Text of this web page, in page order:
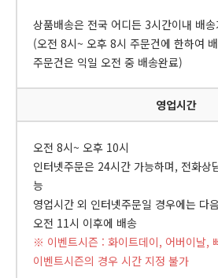
상품배송은 전국 어디든 3시간이내 배송
(오전 8시~ 오후 8시 주문건에 한하여
주문건은 익일 오전 중 배송완료)
영업시간
오전 8시~ 오후 10시
인터넷주문은 24시간 가능하며, 전화상
능
영업시간 외 인터넷주문일 경우에는 다
오전 11시 이후에 배송
※ 이벤트시즌 : 화이트데이, 어버이날,
이벤트시즌의 경우 시간 지정 불가